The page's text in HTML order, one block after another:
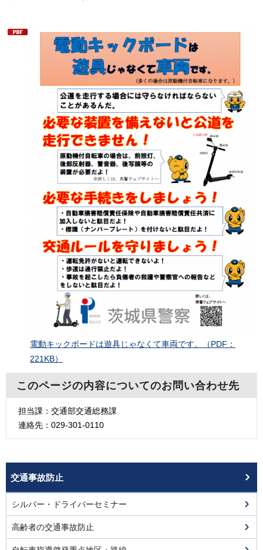
電動キックボードは遊具じゃなくて車両です。（PDF：
221KB）
このページの内容についてのお問い合わせ先
担当課：交通部交通総務課
連絡先：029-301-0110
交通事故防止
シルバー・ドライバーセミナー
高齢者の交通事故防止